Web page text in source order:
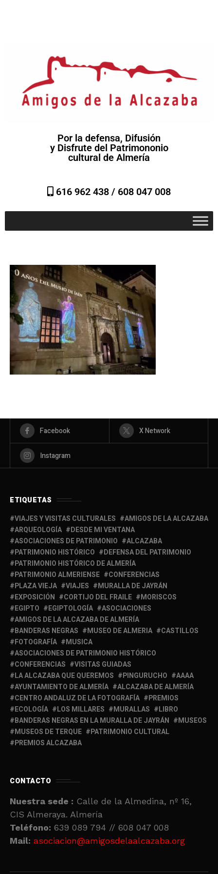
Por la defensa, Difusión
y Disfrute del Patrimononio
cultural de Almería
616 962 438 / 608 047 008
Facebook X Network
Instagram
ETIQUETAS
VIAJES Y VISITAS CULTURALES
AMIGOS DE LA ALCAZABA
ARQUEOLOGÍA
DESDE MI VENTANA
ASOCIACIONES DE PATRIMONIO
ALCAZABA
PATRIMONIO HISTÓRICO
DEFENSA DEL PATRIMONIO
PATRIMONIO HISTÓRICO DE ALMERÍA
PATRIMONIO ALMERIENSE
CONFERENCIAS
PLAZA VIEJA
VIAJES
MURALLA DE JAYRÁN
EXPOSICIÓN
CORTIJO DEL FRAILE
MORISCOS
EGIPTO
EGIPTOLOGÍA
ASOCIACIONES
AMIGOS DE LA ALCAZABA DE ALMERÍA
BANDERAS NEGRAS
MUSEO DE ALMERIA
CASTILLOS
FOTOGRAFÍA
MUSICA
ASOCIACIONES DE PATRIMONIO HISTÓRICO
CONFERENCIAS
VISITAS GUIADAS
LA ALCAZABA QUE QUEREMOS
PINGURUCHO
AAAA
AYUNTAMIENTO DE ALMERÍA
ALCAZABA DE ALMERÍA
CENTRO ANDALUZ DE LA FOTOGRAFÍA
PREMIOS
ECOLOGÍA
LOS MILLARES MURALLAS
LIBRO
BANDERAS NEGRAS EN LA MURALLA DE JAYRÁN
MUSEOS
MUSEOS DE TERQUE
PATRIMONIO CULTURAL
PREMIOS ALCAZABA
CONTACTO
Nuestra sede : Calle de la Almedina, nº 16,
CIS Almeraya. Almería
Teléfono: 639 089 794 // 608 047 008
Mail: asociacion@amigosdelaalcazaba.org